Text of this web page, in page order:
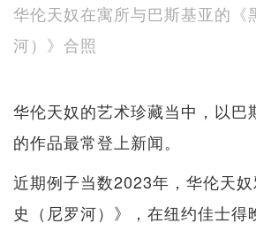
华伦天奴在寓所与巴斯基亚的《
河）》合照
华伦天奴的艺术珍藏当中，以
的作品最常登上新闻。
近期例子当数2023年，华伦天
史（尼罗河）》，在纽约佳士得